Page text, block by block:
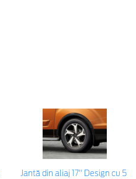
Jantă din aliaj 17" Design cu 5